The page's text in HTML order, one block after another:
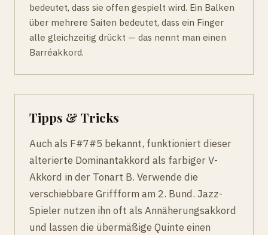
bedeutet, dass sie offen gespielt wird. Ein Balken
über mehrere Saiten bedeutet, dass ein Finger
alle gleichzeitig drückt — das nennt man einen
Barréakkord.
Tipps & Tricks
Auch als F#7#5 bekannt, funktioniert dieser
alterierte Dominantakkord als farbiger V-
Akkord in der Tonart B. Verwende die
verschiebbare Griffform am 2. Bund. Jazz-
Spieler nutzen ihn oft als Annäherungsakkord
und lassen die übermäßige Quinte einen